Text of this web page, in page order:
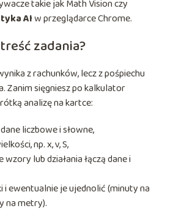
takie jak Math Vision czy
AIw przeglądarce Chrome.
zadania?
z rachunków, lecz z pośpiechu
Zanim sięgniesz po kalkulator
analizę na kartce:
liczbowe i słowne,
np. x, v, S,
lub działania łączą dane i
ewentualnie je ujednolić (minuty na
na metry).